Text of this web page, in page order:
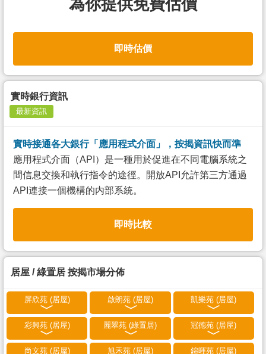
為你提供免費估價
即時估價
實時銀行資訊
最新資訊
實時接通各大銀行「應用程式介面」，按揭資訊快而準
應用程式介面（API）是一種用於促進在不同電腦系統之
間信息交換和執行指令的途徑。開放API允許第三方通過
API連接一個機構的内部系統。
即時比較
居屋 / 綠置居 按揭市場分佈
屏欣苑 (居屋) 啟朗苑 (居屋) 凱樂苑 (居屋)
彩興苑 (居屋) 麗翠苑 (綠置居) 冠德苑 (居屋)
尚文苑 (居屋) 旭禾苑 (居屋) 錦暉苑 (居屋)